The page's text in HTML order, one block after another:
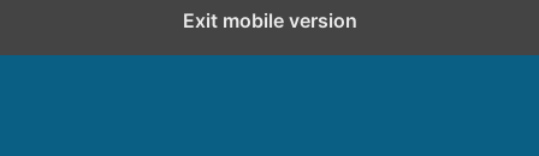
Exit mobile version